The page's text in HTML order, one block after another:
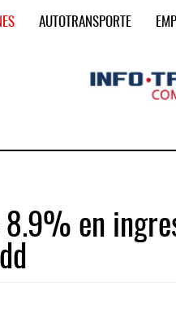
AUTOTRANSPORTE
en
navega ...